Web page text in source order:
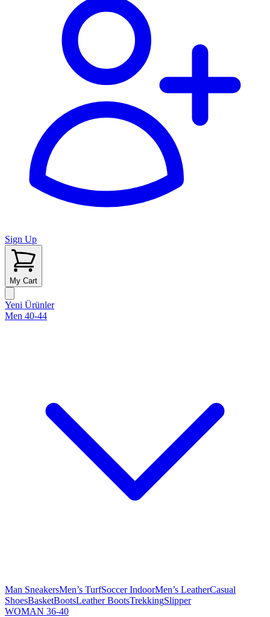
Sign Up
My Cart
Yeni Ürünler
Men 40-44
Man SneakersMen’s TurfSoccer IndoorMen’s LeatherCasual
ShoesBasketBootsLeather BootsTrekkingSlipper
WOMAN 36-40